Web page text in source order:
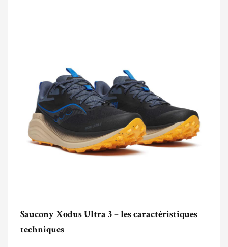
Saucony Xodus Ultra 3 – les caractéristiques
techniques